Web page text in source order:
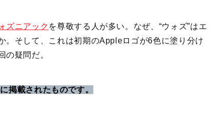
ズニアック を尊敬する人が多い。なぜ、“ウォズ”はエ
。そして、これは初期のAppleロゴが6色に塗り分け
の疑問だ。
掲載されたものです。